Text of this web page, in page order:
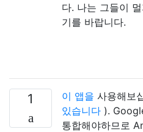
다. 나는 그들이
기를 바랍니다.
1 이 앱을 사용해보
있습니다 ).
통합해야하므로